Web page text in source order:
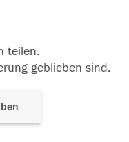
teilen.
geblieben sind.